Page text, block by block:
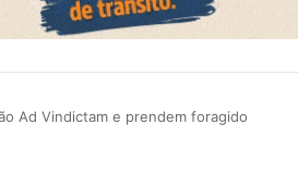
Ad Vindictam e prendem foragido